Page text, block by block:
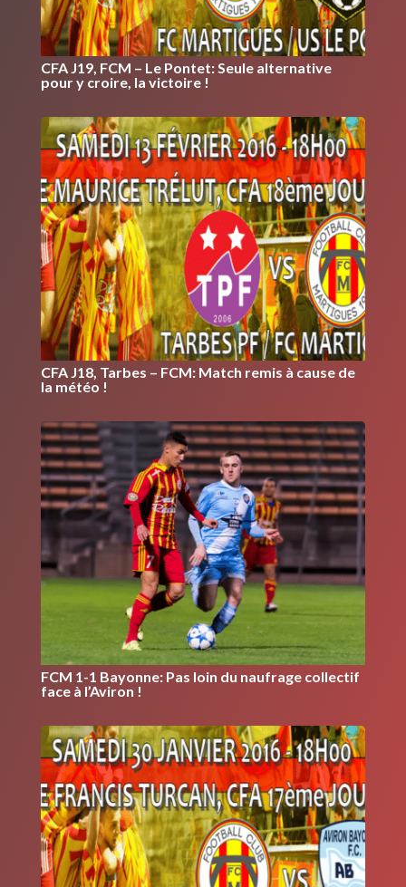
CFA J19, FCM – Le Pontet: Seule alternative
pour y croire, la victoire !
CFA J18, Tarbes – FCM: Match remis à cause de
la météo !
FCM 1-1 Bayonne: Pas loin du naufrage collectif
face à l’Aviron !